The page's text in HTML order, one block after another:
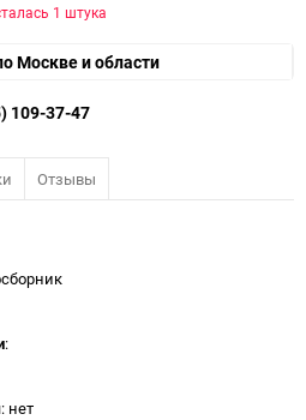
1 штука
Москве и области
109-37-47
Отзывы
:
нет